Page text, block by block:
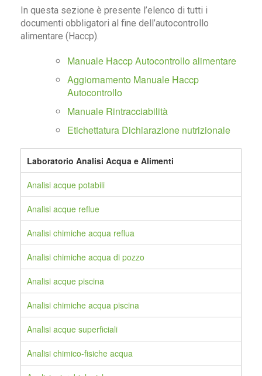
In questa sezione è presente l’elenco di tutti i
documenti obbligatori al fine dell’autocontrollo
alimentare (Haccp).
Manuale Haccp Autocontrollo alimentare
Aggiornamento Manuale Haccp
Autocontrollo
Manuale Rintracciabilità
Etichettatura Dichiarazione nutrizionale
Laboratorio Analisi Acqua e Alimenti
Analisi acque potabili
Analisi acque reflue
Analisi chimiche acqua reflua
Analisi chimiche acqua di pozzo
Analisi acque piscina
Analisi chimiche acqua piscina
Analisi acque superficiali
Analisi chimico-fisiche acqua